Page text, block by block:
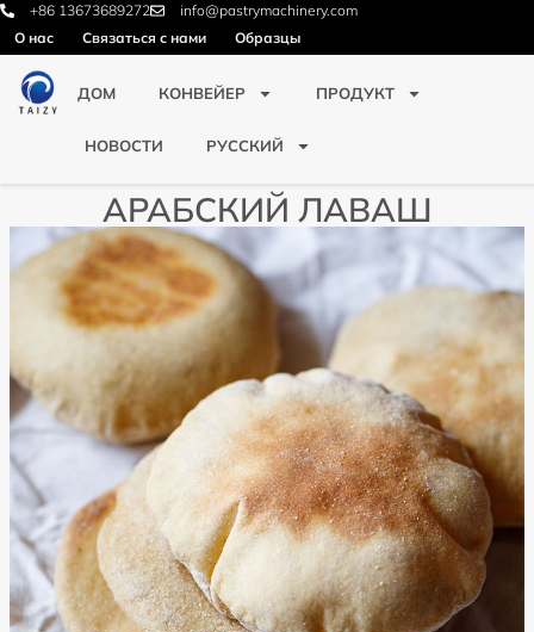
+86 13673689272
info@pastrymachinery.com
О нас
Связаться с нами Образцы
ДОМ КОНВЕЙЕР ПРОДУКТ
НОВОСТИ РУССКИЙ
АРАБСКИЙ ЛАВАШ